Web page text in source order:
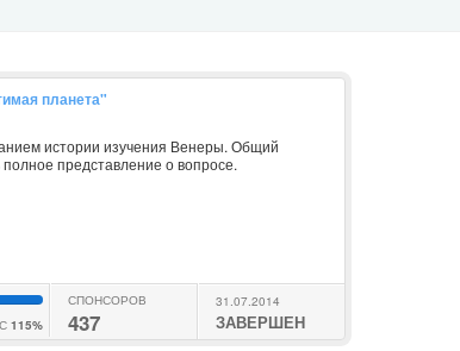
планета"
истории изучения Венеры. Общий
представление о вопросе.
115%
СПОНСОРОВ
437
31.07.2014
ЗАВЕРШЕН